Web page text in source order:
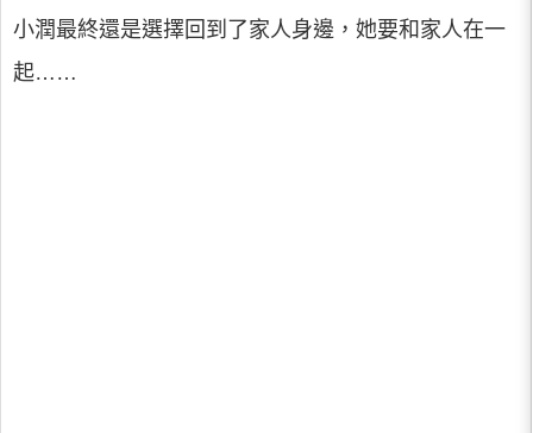
小潤最終還是選擇回到了家人身邊，她要和家人在一
起……